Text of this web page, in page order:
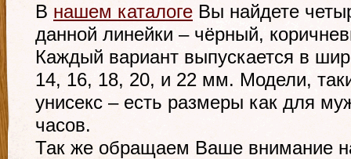
В нашем каталоге Вы найдете
данной линейки – чёрный,
Каждый вариант выпускается в
14, 16, 18, 20, и 22 мм. Модели,
унисекс – есть размеры как для
часов.
Так же обращаем Ваше внимание